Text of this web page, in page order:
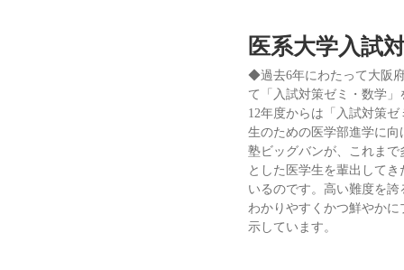
医系大学入試
◆過去6年にわたって大阪
て「入試対策ゼミ・数学
12年度からは「入試対策
生のための医学部進学に
塾ビッグバンが、これま
とした医学生を輩出して
いるのです。高い難度を
わかりやすくかつ鮮やか
示しています。